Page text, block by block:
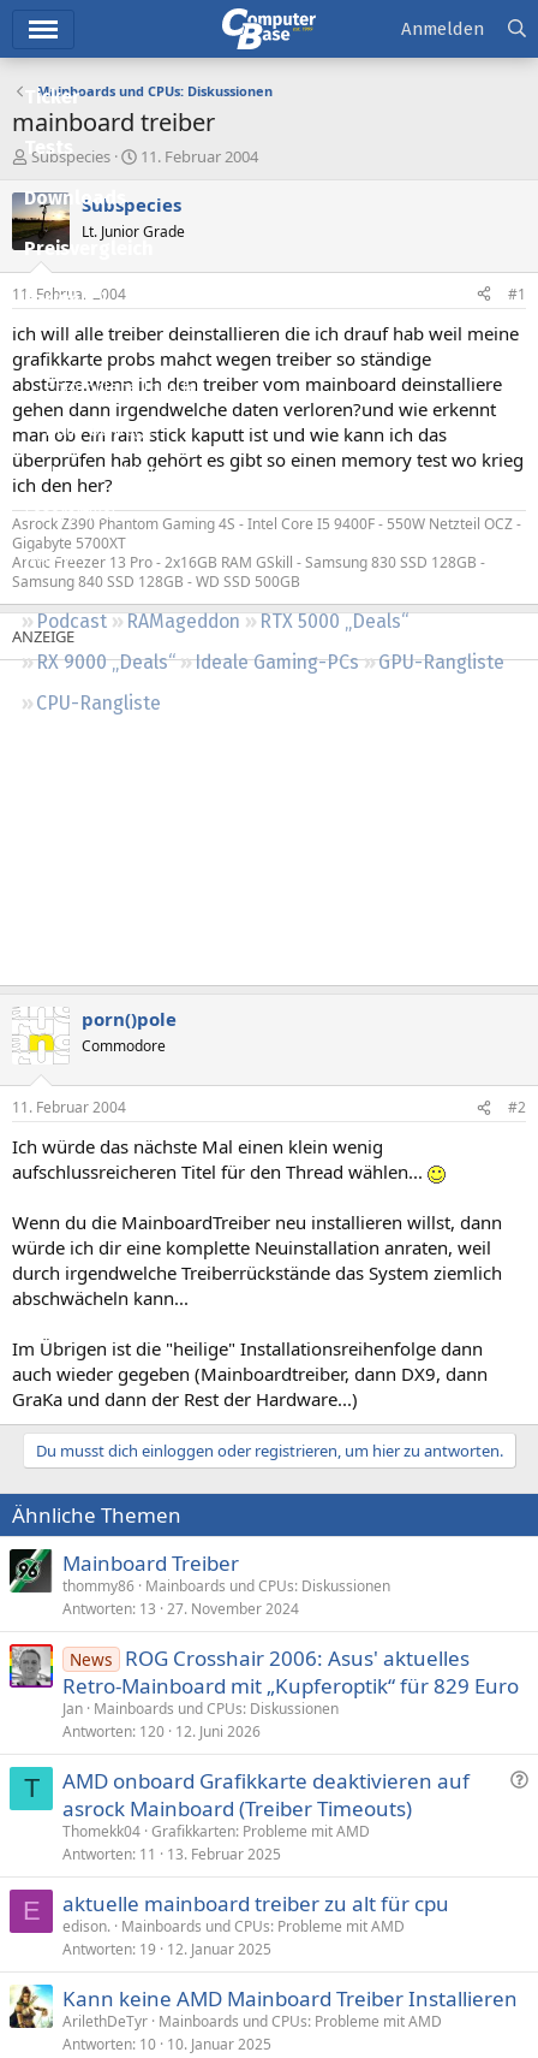
Ticker
Tests
Downloads
Preisvergleich
Forum
Aktuelles
Empfohlene Inhalte
Neue Beiträge
Neueste Aktivitäten
Leserartikel
Regeln
Podcast RAMageddon
RTX 5000 „Deals“
RX 9000 „Deals“
Ideale Gaming-PCs
GPU-Rangliste
CPU-Rangliste
Anmelden
Mainboards und CPUs: Diskussionen
mainboard treiber
E
s
t
e
e
r
Subspecies
E
s
e
t
a
11. Februar 2004
Subspecies
Lt. Junior Grade
11. Februar 2004 #1
ich will alle treiber deinstallieren die ich drauf hab weil meine
grafikkarte probs mahct wegen treiber so ständige
abstürze.wenn ich den treiber vom mainboard deinstalliere
gehen dann irgendwelche daten verloren?und wie erkennt
man ob ein ram stick kaputt ist und wie kann ich das
überprüfen hab gehört es gibt so einen memory test wo krieg
ich den her?
Asrock Z390 Phantom Gaming 4S - Intel Core I5 9400F - 550W Netzteil OCZ -
Gigabyte 5700XT
Arctic Freezer 13 Pro - 2x16GB RAM GSkill - Samsung 830 SSD 128GB -
Samsung 840 SSD 128GB - WD SSD 500GB
porn()pole
Commodore
11. Februar 2004 #2
Ich würde das nächste Mal einen klein wenig
aufschlussreicheren Titel für den Thread wählen...
Wenn du die MainboardTreiber neu installieren willst, dann
würde ich dir eine komplette Neuinstallation anraten, weil
durch irgendwelche Treiberrückstände das System ziemlich
abschwächeln kann...
Im Übrigen ist die "heilige" Installationsreihenfolge dann
auch wieder gegeben (Mainboardtreiber, dann DX9, dann
GraKa und dann der Rest der Hardware...)
Du musst dich einloggen oder registrieren, um hier zu antworten.
Ähnliche Themen
Mainboard Treiber
thommy86 Mainboards und CPUs: Diskussionen
Antworten 13 27. November 2024
News
ROG Crosshair 2006: Asus' aktuelles
Retro-Mainboard mit „Kupferoptik“ für 829 Euro
Jan Mainboards und CPUs: Diskussionen
Antworten 120 12. Juni 2026
T
F
e
AMD onboard Grafikkarte deaktivieren auf
asrock Mainboard (Treiber Timeouts)
Thomekk04 Grafikkarten: Probleme mit AMD
Antworten 11 13. Februar 2025
E aktuelle mainboard treiber zu alt für cpu
edison. Mainboards und CPUs: Probleme mit AMD
Antworten 19 12. Januar 2025
Kann keine AMD Mainboard Treiber Installieren
ArilethDeTyr Mainboards und CPUs: Probleme mit AMD
Antworten 10 10. Januar 2025